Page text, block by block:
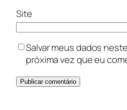
Site
Salvar meus dados
próxima vez que eu